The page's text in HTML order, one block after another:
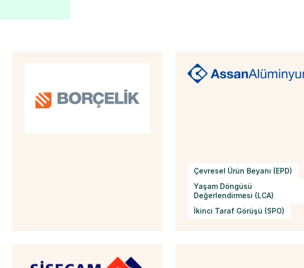
Çevresel Ürün Beyanı (EPD)
Yaşam Döngüsü
Değerlendirmesi (LCA)
İkinci Taraf Görüşü (SPO)